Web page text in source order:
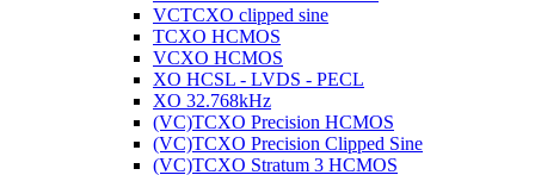
VCTCXO clipped sine
TCXO HCMOS
VCXO HCMOS
XO HCSL - LVDS - PECL
XO 32.768kHz
(VC)TCXO Precision HCMOS
(VC)TCXO Precision Clipped Sine
(VC)TCXO Stratum 3 HCMOS